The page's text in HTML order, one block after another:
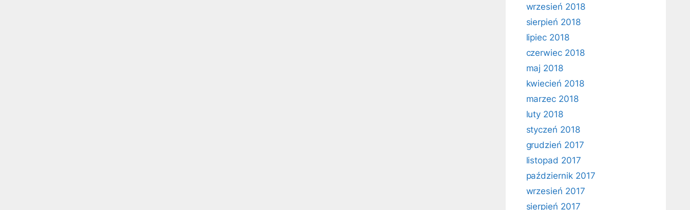
wrzesień 2018
sierpień 2018
lipiec 2018
czerwiec 2018
maj 2018
kwiecień 2018
marzec 2018
luty 2018
styczeń 2018
grudzień 2017
listopad 2017
październik 2017
wrzesień 2017
sierpień 2017